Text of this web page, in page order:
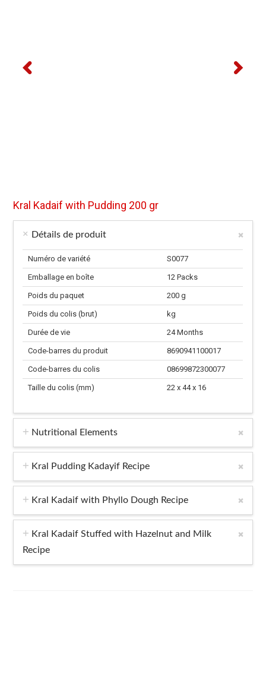
Kral Kadaif with Pudding 200 gr
Détails de produit
Numéro de variété S0077
Emballage en boîte 12 Packs
Poids du paquet 200 g
Poids du colis (brut) kg
Durée de vie 24 Months
Code-barres du produit 8690941100017
Code-barres du colis 08699872300077
Taille du colis (mm) 22 x 44 x 16
Nutritional Elements
Kral Pudding Kadayif Recipe
Kral Kadaif with Phyllo Dough Recipe
Kral Kadaif Stuffed with Hazelnut and Milk
Recipe